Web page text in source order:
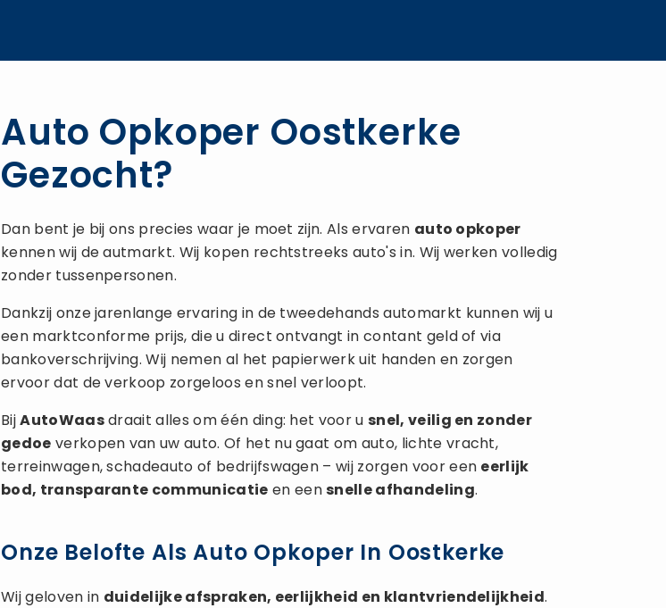
Auto Opkoper Oostkerke
Gezocht?
Dan bent je bij ons precies waar je moet zijn. Als ervaren auto opkoper
kennen wij de autmarkt. Wij kopen rechtstreeks auto's in. Wij werken volledig
zonder tussenpersonen.
Dankzij onze jarenlange ervaring in de tweedehands automarkt kunnen wij u
een marktconforme prijs, die u direct ontvangt in contant geld of via
bankoverschrijving. Wij nemen al het papierwerk uit handen en zorgen
ervoor dat de verkoop zorgeloos en snel verloopt.
BijAutoWaasdraait alles om één ding: het voor usnel, veilig en zonder
gedoe verkopen van uw auto. Of het nu gaat om auto, lichte vracht,
terreinwagen, schadeauto of bedrijfswagen – wij zorgen voor een eerlijk
bod, transparante communicatie en eensnelle afhandeling.
Onze Belofte Als Auto Opkoper In Oostkerke
Wij geloven in duidelijke afspraken, eerlijkheid en klantvriendelijkheid.